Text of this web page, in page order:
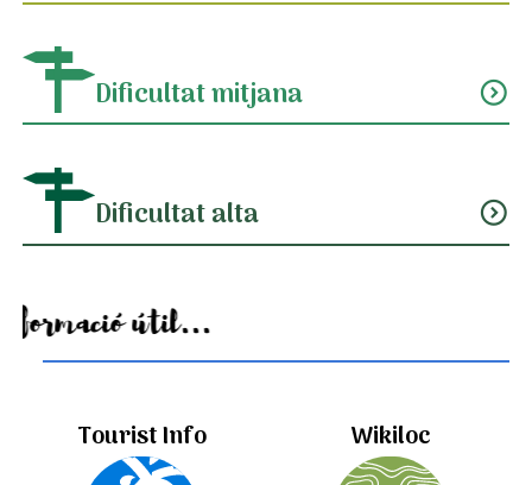
Dificultat mitjana expand_circle_down
Dificultat alta expand_circle_down
Informació útil...
Tourist Info Wikiloc